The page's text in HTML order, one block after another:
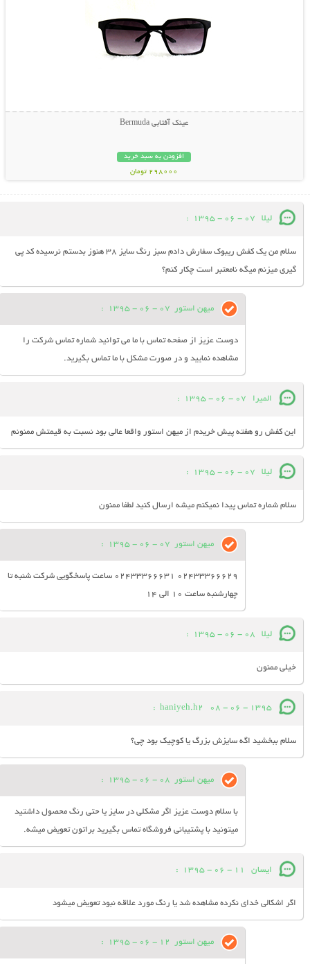
عینک آفتابی Bermuda
افزودن به سبد خرید
298000 تومان
لیلا 07 - 06 - 1395
:
سلام من یک کفش ریبوک سفارش دادم سبز رنگ سایز 38 هنوز بدستم نرسیده کد پی
گیری میزنم میگه نامعتبر است چکار کنم؟
میهن استور 07 - 06 - 1395
:
دوست عزیز از صفحه تماس با ما می توانید شماره تماس شرکت را
مشاهده نمایید و در صورت مشکل با ما تماس بگیرید.
المیرا 07 - 06 - 1395
:
این کفش رو هفته پیش خریدم از میهن استور واقعا عالی بود نسبت به قیمتش ممنونم
لیلا 07 - 06 - 1395
:
سلام شماره تماس پیدا نمیکنم میشه ارسال کنید لطفا ممنون
میهن استور 07 - 06 - 1395
:
02433366629 02433366631 ساعت پاسخگویی شرکت شنبه تا
چهارشنبه ساعت 10 الی 14
لیلا 08 - 06 - 1395
:
خیلی ممنون
haniyeh.h2 08 - 06 - 1395
:
سلام ببخشید اگه سایزش بزرگ یا کوچیک بود چی؟
میهن استور 08 - 06 - 1395
:
با سلام دوست عزیز اگر مشکلی در سایز یا حتی رنگ محصول داشتید
میتونید با پشتیبانی فروشگاه تماس بگیرید براتون تعویض میشه.
ایسان 11 - 06 - 1395
:
اگر اشکالی خدای نکرده مشاهده شد یا رنگ مورد علاقه نبود تعويض میشود
میهن استور 12 - 06 - 1395
: